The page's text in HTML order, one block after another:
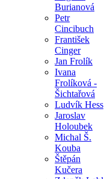
Burianová
Petr
Cincibuch
František
Cinger
Jan Frolík
Ivana
Frolíková -
Šichtařová
Ludvík Hess
Jaroslav
Holoubek
Michal Š.
Kouba
Štěpán
Kučera